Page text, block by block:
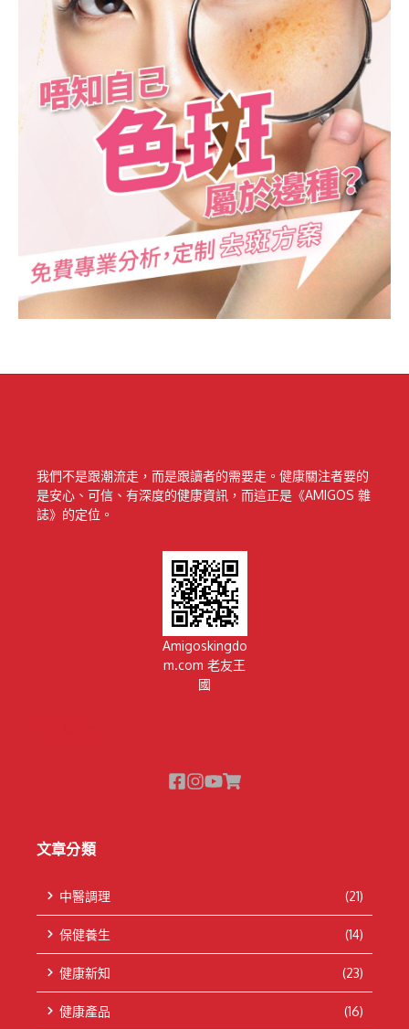
我們不是跟潮流走，而是跟讀者的需要走。健康關注者要的
是安心、可信、有深度的健康資訊，而這正是《AMIGOS 雜
誌》的定位。
Amigoskingdo
m.com 老友王
國
文章分類
中醫調理 (21)
保健養生 (14)
健康新知 (23)
健康產品 (16)